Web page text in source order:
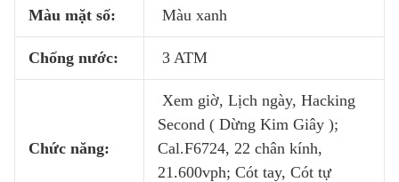
Màu mặt số: Màu xanh
Chống nước: 3 ATM
Chức năng:
Xem giờ, Lịch ngày, Hacking
Second ( Dừng Kim Giây );
Cal.F6724, 22 chân kính,
21.600vph; Cót tay, Cót tự